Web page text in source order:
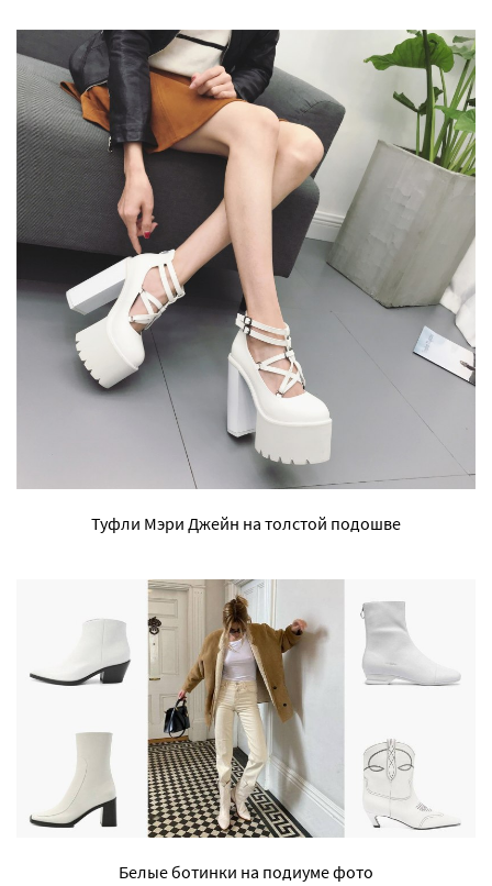
Туфли Мэри Джейн на толстой подошве
Белые ботинки на подиуме фото